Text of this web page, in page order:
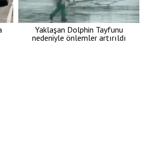
Yaklaşan Dolphin Tayfunu
nedeniyle önlemler artırıldı